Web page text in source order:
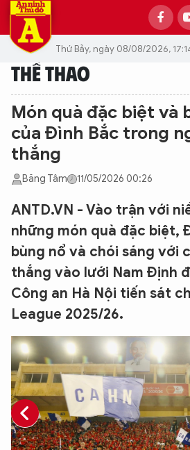
Thứ Bảy, ngày 08/08/2026,
THỂ THAO
Món quà đặc biệt và
của Đình Bắc trong
thắng
Băng Tâm 11/05/2026 00:26
ANTD.VN - Vào trận với
những món quà đặc biệt,
bùng nổ và chói sáng với
thắng vào lưới Nam Định
Công an Hà Nội tiến sát
League 2025/26.